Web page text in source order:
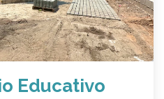
Educativo